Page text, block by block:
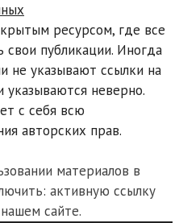
ресурсом, где все
свои публикации. Иногда
не указывают ссылки на
указываются неверно.
с себя всю
авторских прав.
материалов в
активную ссылку
сайте.